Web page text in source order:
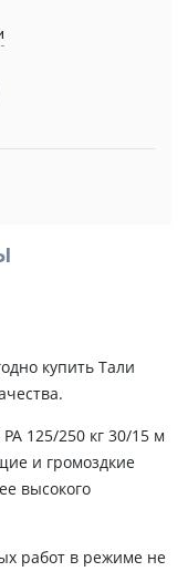
купить Тали
125/250 кг 30/15 м
и громоздкие
высокого
работ в режиме не